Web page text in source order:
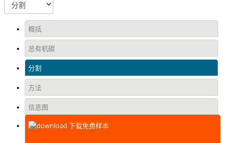
概括
总有机碳
分割
方法
信息图
下载免费样本